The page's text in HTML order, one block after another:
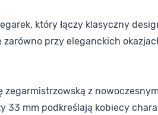
który łączy klasyczny
przy eleganckich
z
mm podkreślają kobiecy